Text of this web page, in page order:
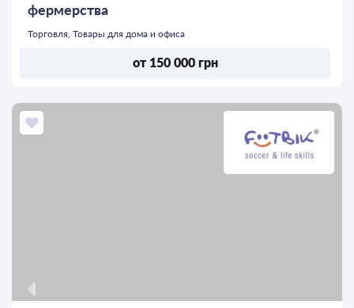
фермерства
Торговля, Товары для дома и офиса
от 150 000 грн